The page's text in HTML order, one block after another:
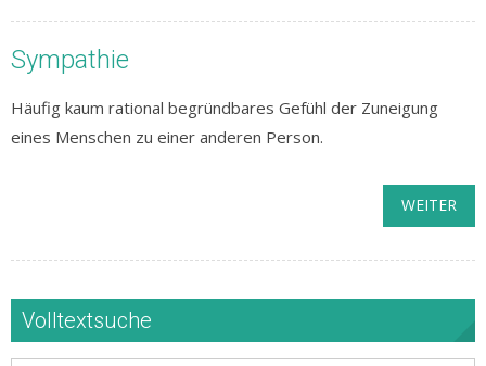
Sympathie
Häufig kaum rational begründbares Gefühl der Zuneigung
eines Menschen zu einer anderen Person.
WEITER
Volltextsuche